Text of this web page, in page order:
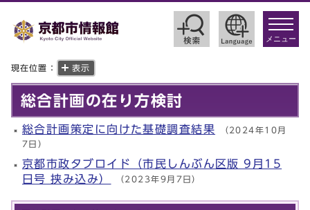
toggle
メニュー
現在位置： 表示
総合計画の在り方検討
総合計画策定に向けた基礎調査結果 （2024年10月
7日）
京都市政タブロイド（市民しんぶん区版 9月15
日号 挟み込み） （2023年9月7日）